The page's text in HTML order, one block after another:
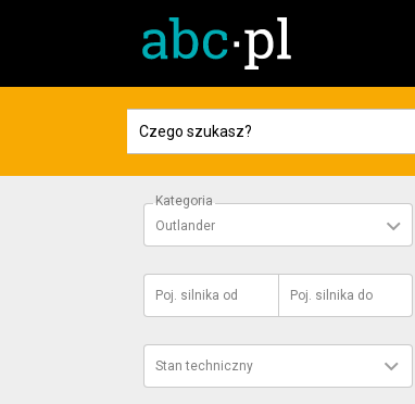
Kategoria
Outlander
Poj. silnika od Poj. silnika do
Stan techniczny